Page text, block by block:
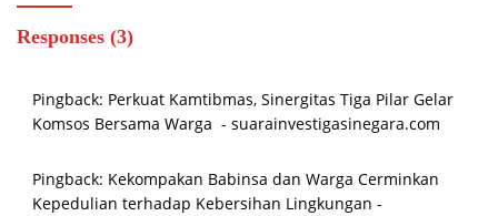
Responses (3)
Pingback: Perkuat Kamtibmas, Sinergitas Tiga Pilar Gelar
Komsos Bersama Warga ‎ - suarainvestigasinegara.com
Pingback: Kekompakan Babinsa dan Warga Cerminkan
Kepedulian terhadap Kebersihan Lingkungan -